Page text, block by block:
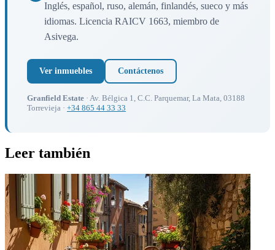
Inglés, español, ruso, alemán, finlandés, sueco y más
idiomas. Licencia RAICV 1663, miembro de
Asivega.
Ver inmuebles Contáctenos
Granfield Estate · Av. Bélgica 1, C.C. Parquemar, La Mata, 03188
Torrevieja · +34 865 44 33 33
Leer también